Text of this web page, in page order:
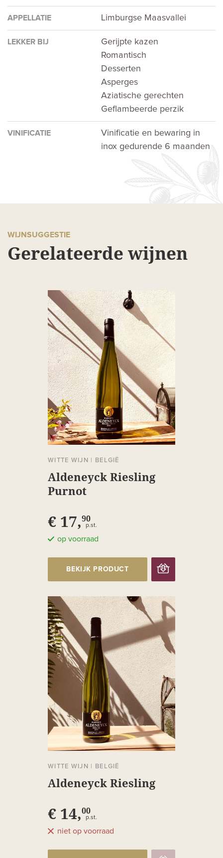
APPELLATIE Limburgse Maasvallei
LEKKER BIJ
Gerijpte kazen
Romantisch
Desserten
Asperges
Aziatische gerechten
Geflambeerde perzik
VINIFICATIE
Vinificatie en bewaring in
inox gedurende 6 maanden
WIJNSUGGESTIE
Gerelateerde wijnen
WITTE WIJN | BELGIË
Aldeneyck Riesling
Purnot
€ 17,90
p.st.
op voorraad
BEKIJK PRODUCT
WITTE WIJN | BELGIË
Aldeneyck Riesling
€ 14,00
p.st.
niet op voorraad